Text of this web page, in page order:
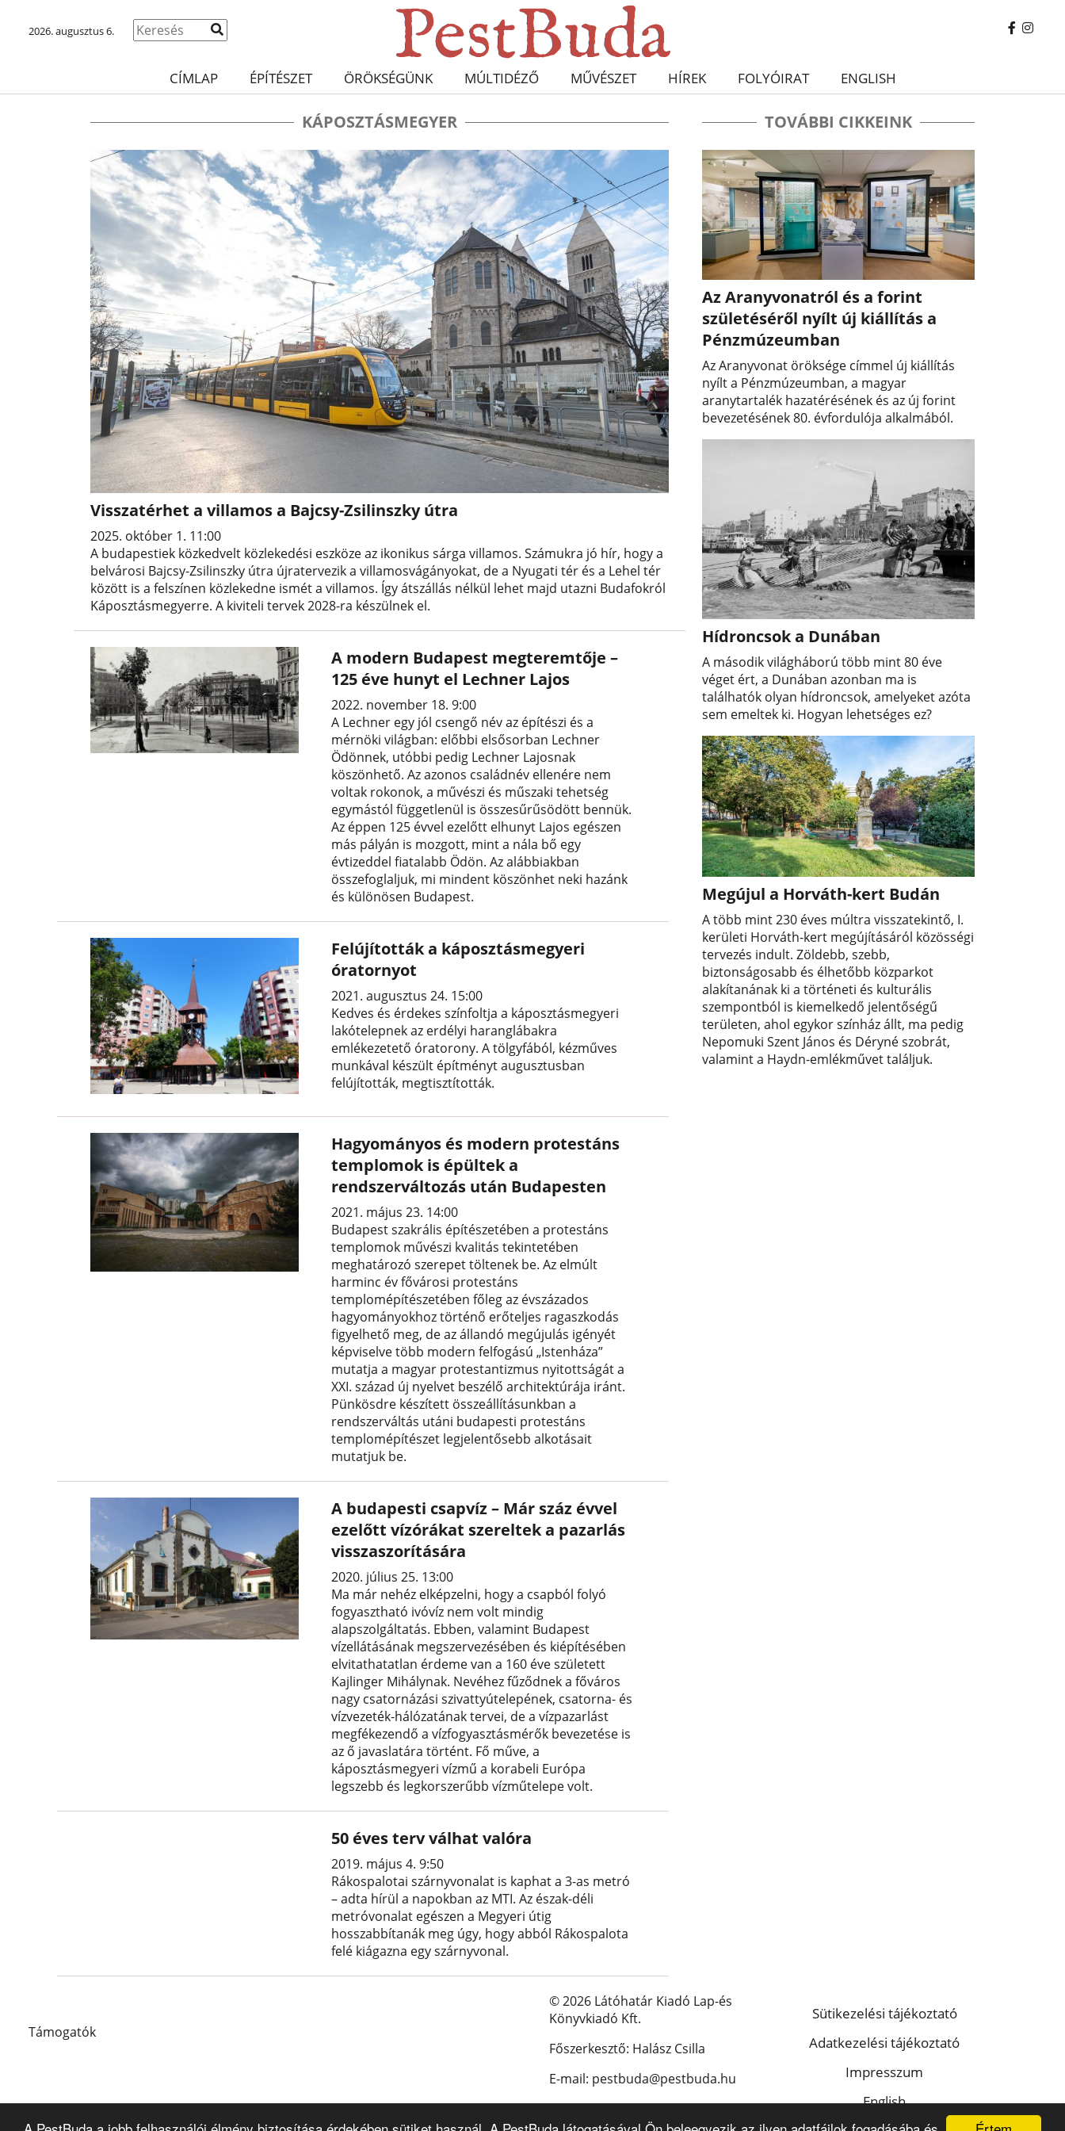
2026. augusztus 6.
CÍMLAP ÉPÍTÉSZET ÖRÖKSÉGÜNK MÚLTIDÉZŐ MŰVÉSZET HÍREK FOLYÓIRAT ENGLISH
KÁPOSZTÁSMEGYER
Visszatérhet a villamos a Bajcsy-Zsilinszky útra
2025. október 1. 11:00
A budapestiek közkedvelt közlekedési eszköze az ikonikus sárga villamos. Számukra jó hír, hogy a
belvárosi Bajcsy-Zsilinszky útra újratervezik a villamosvágányokat, de a Nyugati tér és a Lehel tér
között is a felszínen közlekedne ismét a villamos. Így átszállás nélkül lehet majd utazni Budafokról
Káposztásmegyerre. A kiviteli tervek 2028-ra készülnek el.
A modern Budapest megteremtője –
125 éve hunyt el Lechner Lajos
2022. november 18. 9:00
A Lechner egy jól csengő név az építészi és a
mérnöki világban: előbbi elsősorban Lechner
Ödönnek, utóbbi pedig Lechner Lajosnak
köszönhető. Az azonos családnév ellenére nem
voltak rokonok, a művészi és műszaki tehetség
egymástól függetlenül is összesűrűsödött bennük.
Az éppen 125 évvel ezelőtt elhunyt Lajos egészen
más pályán is mozgott, mint a nála bő egy
évtizeddel fiatalabb Ödön. Az alábbiakban
összefoglaljuk, mi mindent köszönhet neki hazánk
és különösen Budapest.
Felújították a káposztásmegyeri
óratornyot
2021. augusztus 24. 15:00
Kedves és érdekes színfoltja a káposztásmegyeri
lakótelepnek az erdélyi haranglábakra
emlékezetető óratorony. A tölgyfából, kézműves
munkával készült építményt augusztusban
felújították, megtisztították.
Hagyományos és modern protestáns
templomok is épültek a
rendszerváltozás után Budapesten
2021. május 23. 14:00
Budapest szakrális építészetében a protestáns
templomok művészi kvalitás tekintetében
meghatározó szerepet töltenek be. Az elmúlt
harminc év fővárosi protestáns
templomépítészetében főleg az évszázados
hagyományokhoz történő erőteljes ragaszkodás
figyelhető meg, de az állandó megújulás igényét
képviselve több modern felfogású „Istenháza”
mutatja a magyar protestantizmus nyitottságát a
XXI. század új nyelvet beszélő architektúrája iránt.
Pünkösdre készített összeállításunkban a
rendszerváltás utáni budapesti protestáns
templomépítészet legjelentősebb alkotásait
mutatjuk be.
A budapesti csapvíz – Már száz évvel
ezelőtt vízórákat szereltek a pazarlás
visszaszorítására
2020. július 25. 13:00
Ma már nehéz elképzelni, hogy a csapból folyó
fogyasztható ivóvíz nem volt mindig
alapszolgáltatás. Ebben, valamint Budapest
vízellátásának megszervezésében és kiépítésében
elvitathatatlan érdeme van a 160 éve született
Kajlinger Mihálynak. Nevéhez fűződnek a főváros
nagy csatornázási szivattyútelepének, csatorna- és
vízvezeték-hálózatának tervei, de a vízpazarlást
megfékezendő a vízfogyasztásmérők bevezetése is
az ő javaslatára történt. Fő műve, a
káposztásmegyeri vízmű a korabeli Európa
legszebb és legkorszerűbb vízműtelepe volt.
50 éves terv válhat valóra
2019. május 4. 9:50
Rákospalotai szárnyvonalat is kaphat a 3-as metró
– adta hírül a napokban az MTI. Az észak-déli
metróvonalat egészen a Megyeri útig
hosszabbítanák meg úgy, hogy abból Rákospalota
felé kiágazna egy szárnyvonal.
TOVÁBBI CIKKEINK
Az Aranyvonatról és a forint
születéséről nyílt új kiállítás a
Pénzmúzeumban
Az Aranyvonat öröksége címmel új kiállítás
nyílt a Pénzmúzeumban, a magyar
aranytartalék hazatérésének és az új forint
bevezetésének 80. évfordulója alkalmából.
Hídroncsok a Dunában
A második világháború több mint 80 éve
véget ért, a Dunában azonban ma is
találhatók olyan hídroncsok, amelyeket azóta
sem emeltek ki. Hogyan lehetséges ez?
Megújul a Horváth-kert Budán
A több mint 230 éves múltra visszatekintő, I.
kerületi Horváth-kert megújításáról közösségi
tervezés indult. Zöldebb, szebb,
biztonságosabb és élhetőbb közparkot
alakítanának ki a történeti és kulturális
szempontból is kiemelkedő jelentőségű
területen, ahol egykor színház állt, ma pedig
Nepomuki Szent János és Déryné szobrát,
valamint a Haydn-emlékművet találjuk.
Támogatók
© 2026 Látóhatár Kiadó Lap-és
Könyvkiadó Kft.
Főszerkesztő: Halász Csilla
E-mail: pestbuda@pestbuda.hu
Sütikezelési tájékoztató
Adatkezelési tájékoztató
Impresszum
English
HU ISSN 2786-2119